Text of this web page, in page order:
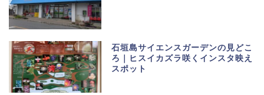
石垣島サイエンスガーデンの見どこ
ろ｜ヒスイカズラ咲くインスタ映え
スポット